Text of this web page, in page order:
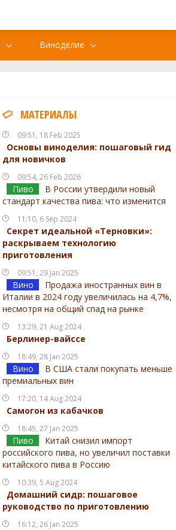
Виноделие
МАТЕРИАЛЫ
09:51, 18 Feb 2025
Основы виноделия: пошаговый гид
для новичков
09:54, 26 Feb 2026
Пиво
В России утвердили новый
стандарт качества пива: что изменится
11:10, 6 Sep 2024
Секрет идеальной «Терновки»:
раскрываем технологию
приготовления
09:51, 29 Jan 2025
Вино
Продажа иностранных вин в
Италии в 2024 году увеличилась на 4,7%,
несмотря на общий спад на рынке
13:29, 21 Aug 2024
Берлинер-вайссе
18:49, 28 Jan 2025
Вино
В США стали покупать меньше
премиальных вин
17:20, 14 Aug 2024
Самогон из кабачков
18:45, 27 Jan 2025
Пиво
Китай снизил импорт
российского пива, но увеличил поставки
китайского пива в Россию
10:39, 5 Aug 2024
Домашний сидр: пошаговое
руководство по приготовлению
16:12, 26 Jan 2025